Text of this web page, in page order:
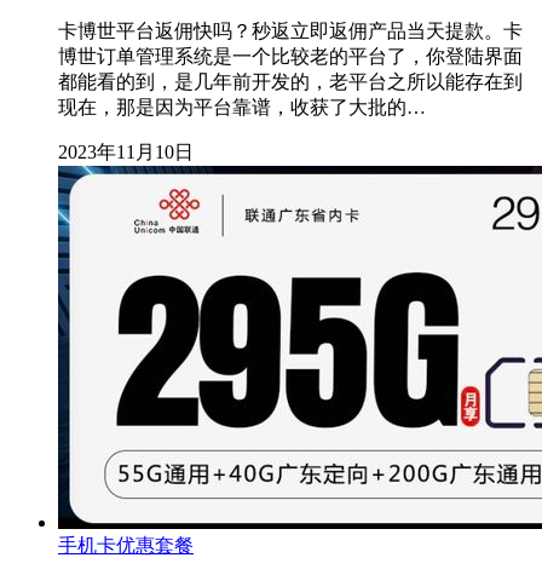
卡博世平台返佣快吗？秒返立即返佣产品当天提款。卡
博世订单管理系统是一个比较老的平台了，你登陆界面
都能看的到，是几年前开发的，老平台之所以能存在到
现在，那是因为平台靠谱，收获了大批的…
2023年11月10日
手机卡优惠套餐